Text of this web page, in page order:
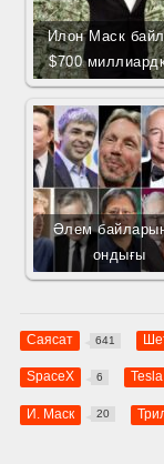
Илон Маск
$700
Әлем
ондығы
Саясат 641
SpaceX 6 Tesla
И. Маск 20